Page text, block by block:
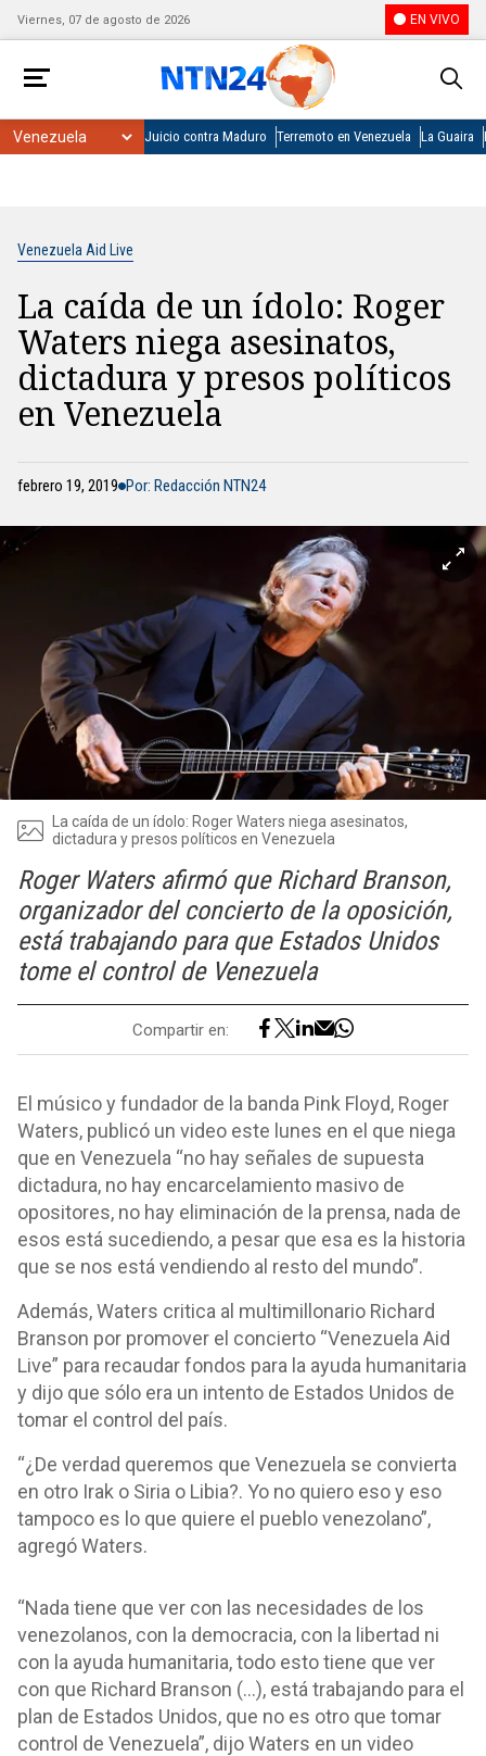
Viernes, 07 de agosto de 2026 EN VIVO
Juicio contra Maduro Terremoto en Venezuela La Guaira
Venezuela Aid Live
La caída de un ídolo: Roger
Waters niega asesinatos,
dictadura y presos políticos
en Venezuela
febrero 19, 2019 Por: Redacción NTN24
La caída de un ídolo: Roger Waters niega asesinatos,
dictadura y presos políticos en Venezuela
Roger Waters afirmó que Richard Branson,
organizador del concierto de la oposición,
está trabajando para que Estados Unidos
tome el control de Venezuela
Compartir en:
El músico y fundador de la banda Pink Floyd, Roger
Waters, publicó un video este lunes en el que niega
que en Venezuela “no hay señales de supuesta
dictadura, no hay encarcelamiento masivo de
opositores, no hay eliminación de la prensa, nada de
esos está sucediendo, a pesar que esa es la historia
que se nos está vendiendo al resto del mundo”.
Además, Waters critica al multimillonario Richard
Branson por promover el concierto “Venezuela Aid
Live” para recaudar fondos para la ayuda humanitaria
y dijo que sólo era un intento de Estados Unidos de
tomar el control del país.
“¿De verdad queremos que Venezuela se convierta
en otro Irak o Siria o Libia?. Yo no quiero eso y eso
tampoco es lo que quiere el pueblo venezolano”,
agregó Waters.
“Nada tiene que ver con las necesidades de los
venezolanos, con la democracia, con la libertad ni
con la ayuda humanitaria, todo esto tiene que ver
con que Richard Branson (...), está trabajando para el
plan de Estados Unidos, que no es otro que tomar
control de Venezuela”, dijo Waters en un video